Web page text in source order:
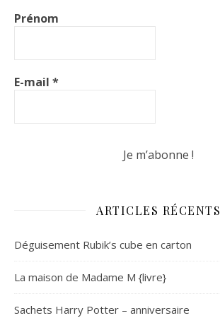
Prénom
E-mail *
ARTICLES RÉCENTS
Déguisement Rubik’s cube en carton
La maison de Madame M {livre}
Sachets Harry Potter – anniversaire